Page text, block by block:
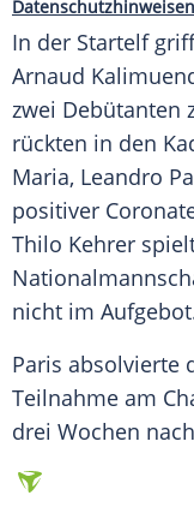
In der Startelf
Arnaud
zwei Debütanten
rückten in den
Maria, Leandro
positiver
Thilo Kehrer
nicht im
Paris absolvierte
Teilnahme am
drei Wochen